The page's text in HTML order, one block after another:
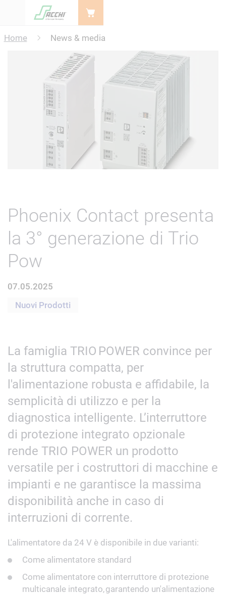
Home
News & media
Phoenix Contact presenta
la 3° generazione di Trio
Pow
07.05.2025
Nuovi Prodotti
La famiglia TRIO POWER convince per
la struttura compatta, per
l'alimentazione robusta e affidabile, la
semplicità di utilizzo e per la
diagnostica intelligente. L’interruttore
di protezione integrato opzionale
rende TRIO POWER un prodotto
versatile per i costruttori di macchine e
impianti e ne garantisce la massima
disponibilità anche in caso di
interruzioni di corrente.
L'alimentatore da 24 V è disponibile in due varianti:
Come alimentatore standard
Come alimentatore con interruttore di protezione
multicanale integrato,garantendo un'alimentazione